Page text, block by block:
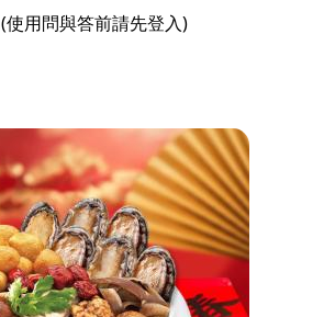
(使用問與答前請先登入)